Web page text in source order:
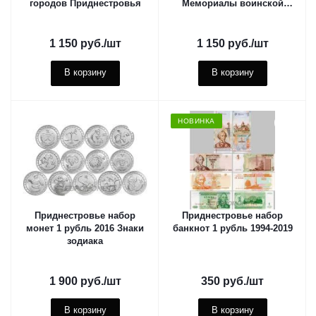
городов Приднестровья
1 150руб./шт
В корзину
Мемориалы воинской
1 150руб./шт
В корзину
Приднестровье набор
монет 1 рубль 2016 Знаки
зодиака
1 900руб./шт
В корзину
НОВИНКА
Приднестровье набор
банкнот 1 рубль 1994-2019
350 руб./шт
В корзину